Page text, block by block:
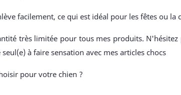
facilement, ce qui est idéal pour les fêtes ou la
très limitée pour tous mes produits.
à faire sensation avec mes articles chocs
pour votre chien ?